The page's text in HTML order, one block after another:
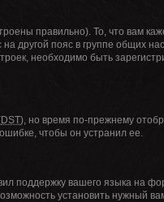
правильно). То, что вам
другой пояс в группе общих
необходимо быть
DST), но время по-прежнему
чтобы он устранил ее.
поддержку вашего языка на
установить нужный